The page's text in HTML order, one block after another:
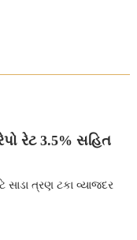
રેટ 3.5% સહિત
સાડા ત્રણ ટકા વ્યાજદર